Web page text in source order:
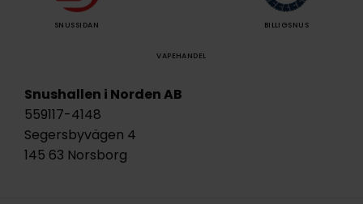
SNUSSIDAN BILLIGSNUS
VAPEHANDEL
Snushallen i Norden AB
559117-4148
Segersbyvägen 4
145 63 Norsborg